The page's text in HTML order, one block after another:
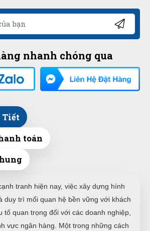
nhanh chóng qua
Tiết
toán
tranh hiện nay, việc xây dựng hình
duy trì mối quan hệ bền vững với khách
tố quan trọng đối với các doanh nghiệp,
vực ngân hàng. Một trong những cách